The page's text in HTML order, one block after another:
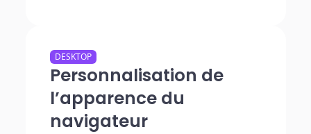
Personnalisation de
l’apparence du
navigateur
DESKTOP